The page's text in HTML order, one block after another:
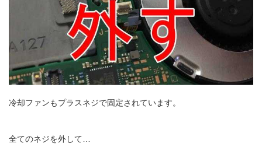
冷却ファンもプラスネジで固定されています。
全てのネジを外して…